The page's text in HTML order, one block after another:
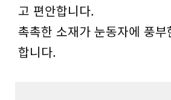
고 편안합니다.
촉촉한 소재가 눈동자에 풍
합니다.